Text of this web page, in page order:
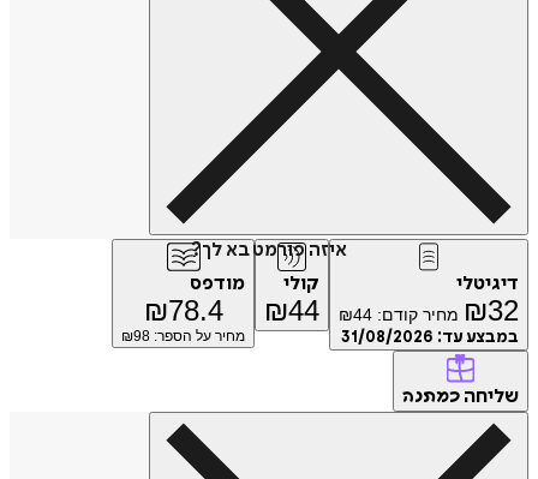
איזה פורמט בא לך?
דיגיטלי
₪32 מחיר קודם: ₪44
במבצע עד: 31/08/2026
קולי
₪44
מודפס
₪78.4
מחיר על הספר: ₪ 98
שליחה כמתנה